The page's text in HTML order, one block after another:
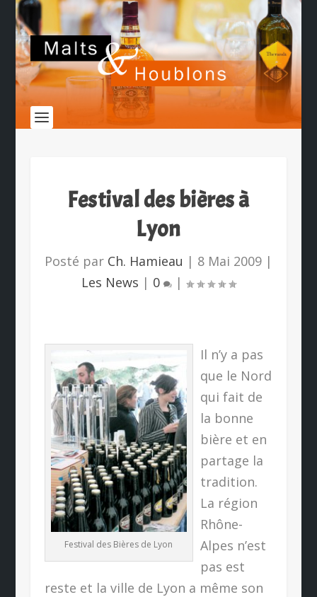
Festival des bières à
Lyon
Posté par Ch. Hamieau | 8 Mai 2009|
Les News | 0 |
Festival des Bières de Lyon
Il n’y a pas
que le Nord
qui fait de
la bonne
bière et en
partage la
tradition.
La région
Rhône-
Alpes n’est
pas est
reste et la ville de Lyon a même son